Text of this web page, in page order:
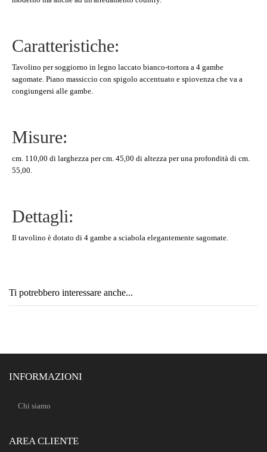
Caratteristiche:
Tavolino per soggiorno in legno laccato bianco-tortora a 4 gambe
sagomate. Piano massiccio con spigolo accentuato e spiovenza che va a
congiungersi alle gambe.
Misure:
cm. 110,00 di larghezza per cm. 45,00 di altezza per una profondità di cm.
55,00.
Dettagli:
Il tavolino è dotato di 4 gambe a sciabola elegantemente sagomate.
Ti potrebbero interessare anche...
INFORMAZIONI
Chi siamo
AREA CLIENTE